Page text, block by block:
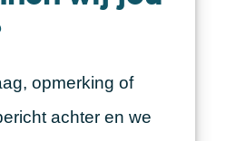
opmerking of
achter en we